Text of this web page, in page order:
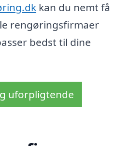
kan du nemt få
rengøringsfirmaer
bedst til dine
uforpligtende